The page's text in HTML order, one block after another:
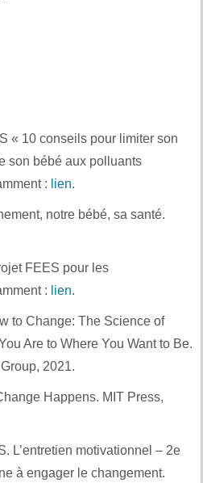
« 10 conseils pour limiter son
son bébé aux polluants
: lien.
notre bébé, sa santé.
FEES pour les
: lien.
to Change: The Science of
Are to Where You Want to Be.
2021.
Happens. MIT Press,
L’entretien motivationnel – 2e
à engager le changement.